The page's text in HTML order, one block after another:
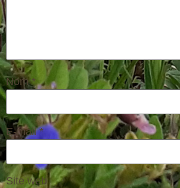
Nom*
E-mail*
Site web